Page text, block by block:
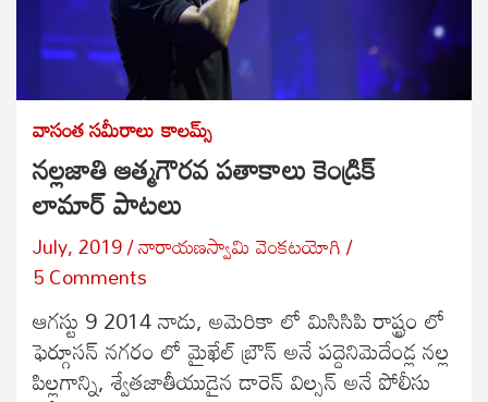
వాసంత సమీరాలుకాలమ్స్
నల్లజాతి ఆత్మగౌరవ పతాకాలు కెండ్రిక్
లామార్ పాటలు
July, 2019 నారాయణస్వామి వెంకటయోగి
5 Comments
ఆగస్టు 9 2014 నాడు, అమెరికా లో మిసిసిపి రాష్ట్రం లో
ఫెర్గూసన్ నగరం లో మైఖేల్ బ్రౌన్ అనే పద్దెనిమెదేండ్ల నల్ల
పిల్లగాన్ని, శ్వేతజాతీయుడైన డారెన్ విల్సన్ అనే పోలీసు